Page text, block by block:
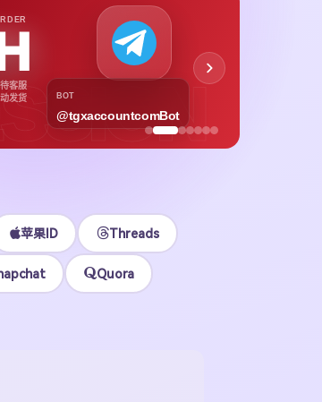
客服
发货
BOT
@tgxaccountcomBot
苹果ID Threads
Quora